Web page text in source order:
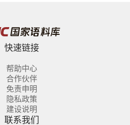
快速链接
帮助中心
合作伙伴
免责申明
隐私政策
建设说明
联系我们